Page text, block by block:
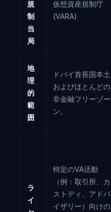
規
制
当
局
仮想資産規制庁
(VARA)
地
理
的
範
囲
ドバイ首長国本土
およびほとんどの
非金融フリーゾー
ン。
ラ
イ
特定のVA活動
（例：取引所、カ
ストディ、アドバ
イザリー）向けの